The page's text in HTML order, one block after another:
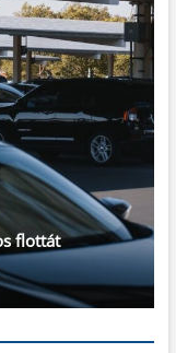
flottát